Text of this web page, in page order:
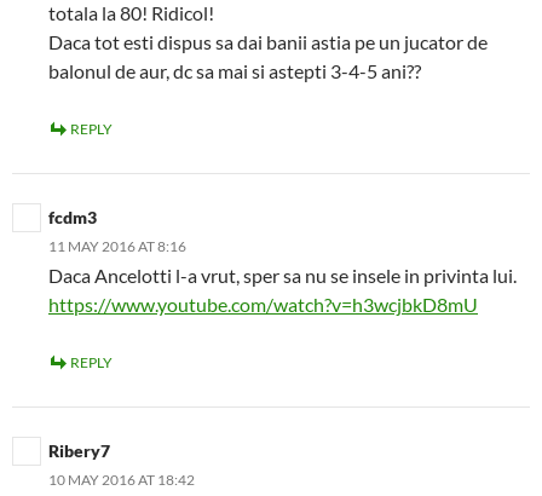
totala la 80! Ridicol!
Daca tot esti dispus sa dai banii astia pe un jucator de
balonul de aur, dc sa mai si astepti 3-4-5 ani??
REPLY
fcdm3
11 MAY 2016 AT 8:16
Daca Ancelotti l-a vrut, sper sa nu se insele in privinta lui.
https://www.youtube.com/watch?v=h3wcjbkD8mU
REPLY
Ribery7
10 MAY 2016 AT 18:42